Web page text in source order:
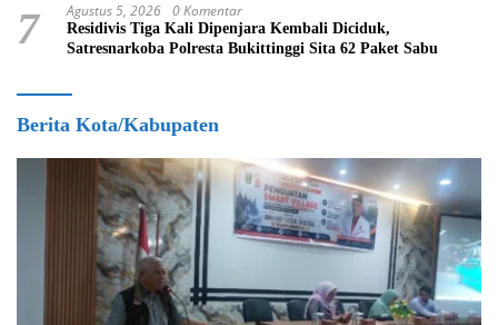
7 Agustus 5, 2026 0 Komentar
Residivis Tiga Kali Dipenjara Kembali Diciduk,
Satresnarkoba Polresta Bukittinggi Sita 62 Paket Sabu
Berita Kota/Kabupaten